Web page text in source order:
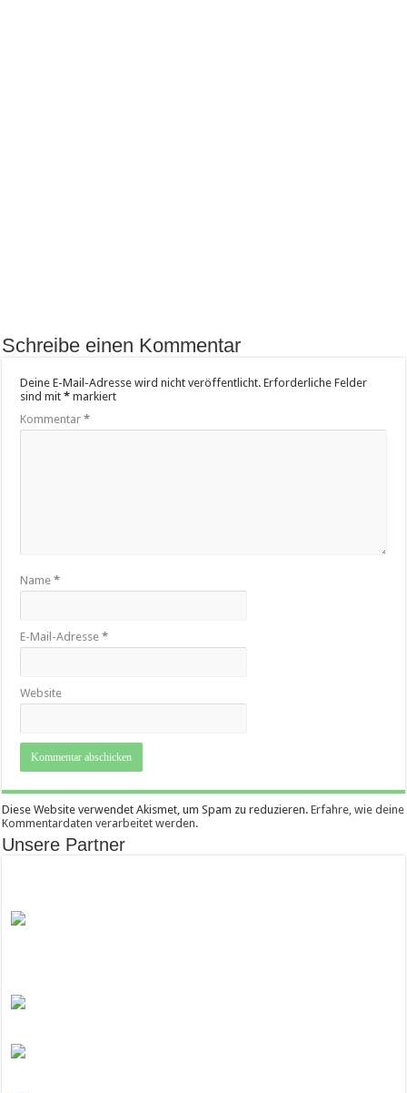
Schreibe einen Kommentar
Deine E-Mail-Adresse wird nicht veröffentlicht. Erforderliche Felder
sind mit* markiert
Kommentar*
Name*
E-Mail-Adresse*
Website
Diese Website verwendet Akismet, um Spam zu reduzieren.Erfahre, wie deine
Kommentardaten verarbeitet werden.
Unsere Partner